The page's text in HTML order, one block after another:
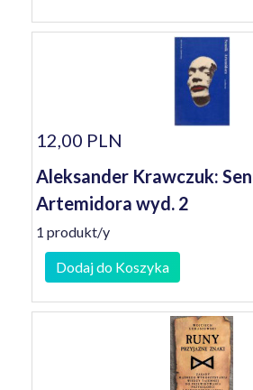
12,00 PLN
Aleksander Krawczuk:
Artemidora wyd. 2
1 produkt/y
Dodaj do Koszyka